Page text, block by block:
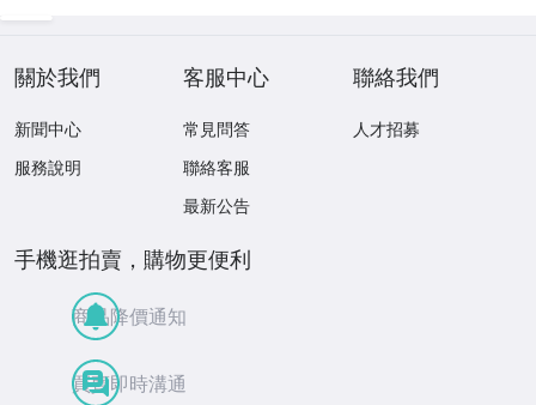
關於我們
新聞中心
服務說明
客服中心
常見問答
聯絡客服
最新公告
聯絡我們
人才招募
手機逛拍賣，購物更便利
商品降價通知
買賣即時溝通